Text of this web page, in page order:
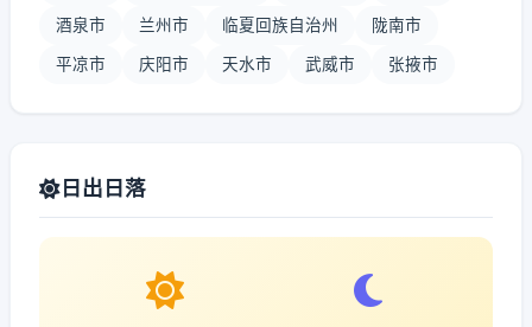
酒泉市 兰州市 临夏回族自治州 陇南市
平凉市 庆阳市 天水市 武威市 张掖市
日出日落